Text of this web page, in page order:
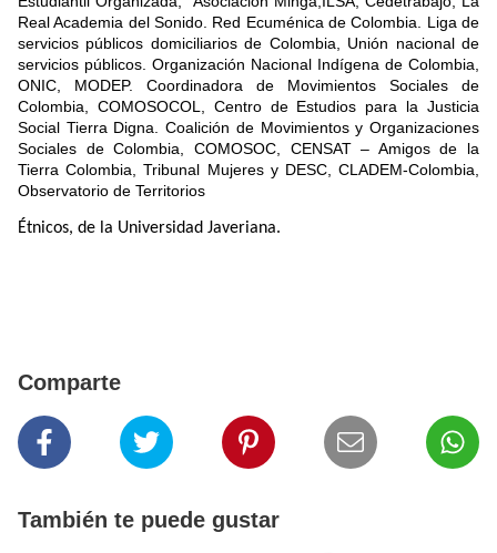
Real Academia del Sonido. Red Ecuménica de Colombia. Liga de
servicios públicos domiciliarios de Colombia, Unión nacional de
servicios públicos. Organización Nacional Indígena de Colombia,
ONIC, MODEP. Coordinadora de Movimientos Sociales de
Colombia, COMOSOCOL, Centro de Estudios para la Justicia
Social Tierra Digna. Coalición de Movimientos y Organizaciones
Sociales de Colombia, COMOSOC, CENSAT – Amigos de la
Tierra Colombia, Tribunal Mujeres y DESC, CLADEM-Colombia,
Observatorio de Territorios
Étnicos, de la Universidad Javeriana.
Comparte
También te puede gustar